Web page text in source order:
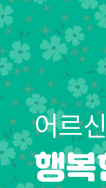
어르
행복